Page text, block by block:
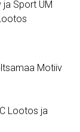
Sport ÜM
Motiiv
Lootos ja